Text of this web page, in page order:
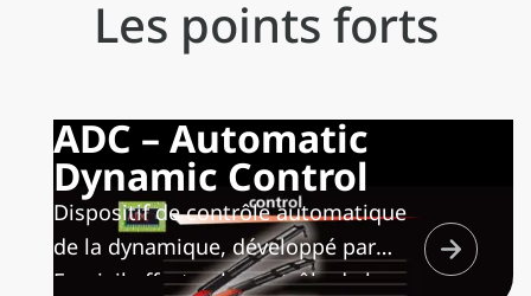
Les points forts
ADC – Automatic
Dynamic Control
Dispositif de contrôle automatique
de la dynamique, développé par
Fassi, il effectue le contrôle de la